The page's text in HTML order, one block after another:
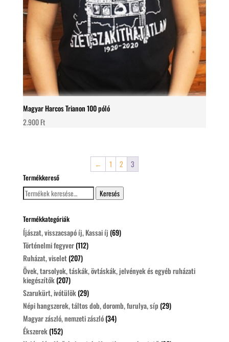
Magyar Harcos Trianon 100 póló
2.900Ft
← 1 2 3
Termékkereső
Keresés
a
Keresés
Termékkategóriák
Íjászat, visszacsapó íj, Kassai íj (69)
Történelmi fegyver (112)
Ruházat, viselet (207)
Övek, tarsolyok, táskák, övtáskák, jelvények és egyéb ruházati
kiegészítők (207)
Szarukürt, ivótülök (29)
Népi hangszerek, táltos dob, doromb, furulya, síp (29)
Magyar zászló, nemzeti zászló (34)
Ékszerek (152)